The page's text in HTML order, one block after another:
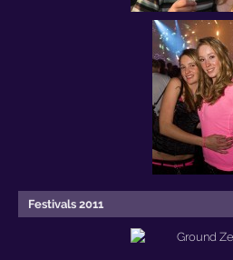
Festivals 2011